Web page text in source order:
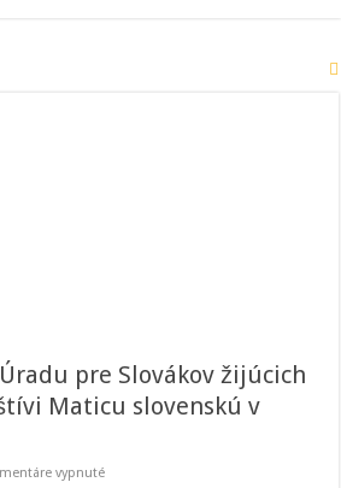
pre Slovákov žijúcich
Maticu slovenskú v
vypnuténa